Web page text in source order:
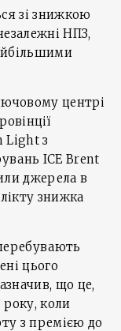
зі знижкою
НПЗ,
центрі
Light з
ICE Brent
джерела в
знижка
цього
що це,
коли
з премією до